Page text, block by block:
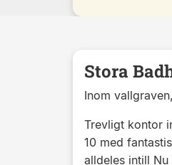
Stora
Inom
Trevligt kontor
10 med
alldeles intill